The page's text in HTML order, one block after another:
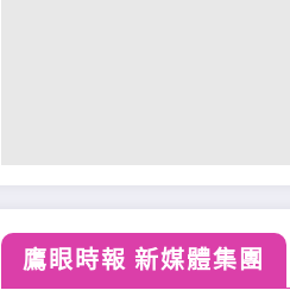
鷹眼時報 新媒體集團